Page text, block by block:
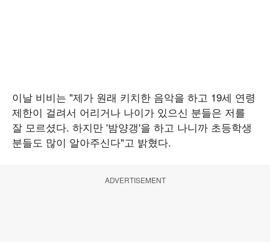
이날 비비는 "제가 원래 키치한 음악을 하고 19세 연령
제한이 걸려서 어리거나 나이가 있으신 분들은 저를
잘 모르셨다. 하지만 '밤양갱'을 하고 나니까 초등학생
분들도 많이 알아주신다"고 밝혔다.
ADVERTISEMENT